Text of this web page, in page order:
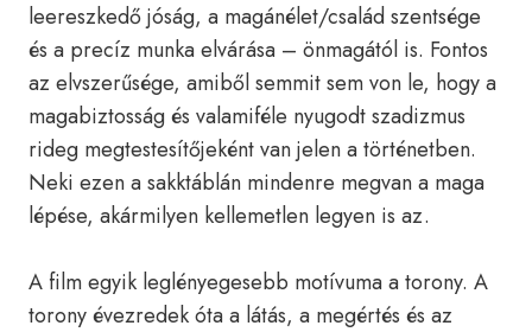
leereszkedő jóság, a magánélet/család szentsége
és a precíz munka elvárása – önmagától is. Fontos
az elvszerűsége, amiből semmit sem von le, hogy a
magabiztosság és valamiféle nyugodt szadizmus
rideg megtestesítőjeként van jelen a történetben.
Neki ezen a sakktáblán mindenre megvan a maga
lépése, akármilyen kellemetlen legyen is az.
A film egyik leglényegesebb motívuma a torony. A
torony évezredek óta a látás, a megértés és az